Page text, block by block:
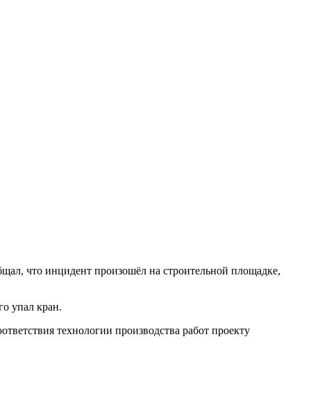
что инцидент произошёл на строительной площадке,
упал кран.
технологии производства работ проекту